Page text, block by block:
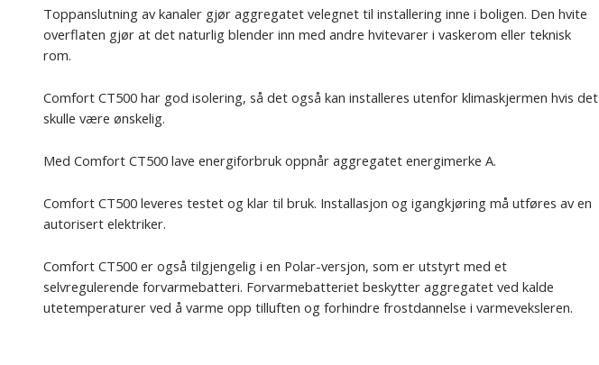
Toppanslutning av kanaler gjør aggregatet velegnet til installering inne i boligen. Den hvite
overflaten gjør at det naturlig blender inn med andre hvitevarer i vaskerom eller teknisk
rom.
Comfort CT500 har god isolering, så det også kan installeres utenfor klimaskjermen hvis det
skulle være ønskelig.
Med Comfort CT500 lave energiforbruk oppnår aggregatet energimerke A.
Comfort CT500 leveres testet og klar til bruk. Installasjon og igangkjøring må utføres av en
autorisert elektriker.
Comfort CT500 er også tilgjengelig i en Polar-versjon, som er utstyrt med et
selvregulerende forvarmebatteri. Forvarmebatteriet beskytter aggregatet ved kalde
utetemperaturer ved å varme opp tilluften og forhindre frostdannelse i varmeveksleren.